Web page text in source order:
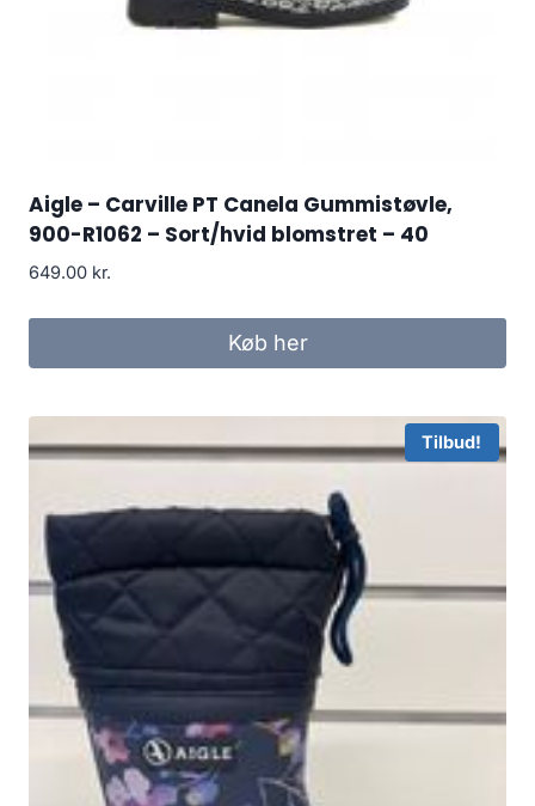
Aigle – Carville PT Canela Gummistøvle,
900-R1062 – Sort/hvid blomstret – 40
649.00 kr.
Køb her
Tilbud!